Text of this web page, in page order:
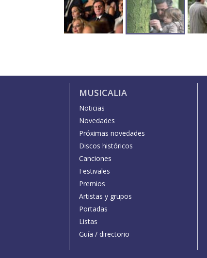
MUSICALIA
Noticias
Novedades
Próximas novedades
Discos históricos
Canciones
Festivales
Premios
Artistas y grupos
Portadas
Listas
Guía / directorio